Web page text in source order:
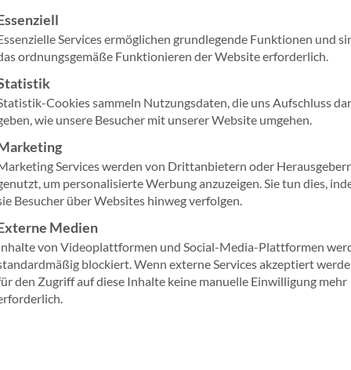
Checklisten zum
denReifegradIhres
Jetzt herunterladen
eine Liste der Service-Gruppen, für die eine Einwilligung
Services ermöglichen grundlegende Funktionen und
ordnungsgemäße Funktionieren der Website erforderlich.
Cookies sammeln Nutzungsdaten, die uns Aufschluss
wie unsere Besucher mit unserer Website umgehen.
Services werden von Drittanbietern oder
um personalisierte Werbung anzuzeigen. Sie tun dies,
Besucher über Websites hinweg verfolgen.
Medien
von Videoplattformen und Social-Media-Plattformen
blockiert. Wenn externe Services akzeptiert
den Zugriff auf diese Inhalte keine manuelle Einwilligung mehr